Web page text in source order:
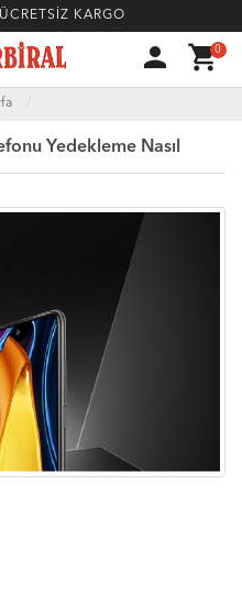
KARGO
person shopping_cart0
Yedekleme Nasıl Yapılır?